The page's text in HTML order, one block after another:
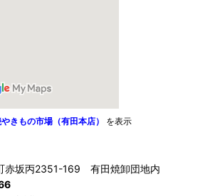
きもの市場（有田本店） を表示
赤坂丙2351-169 有田焼卸団地内